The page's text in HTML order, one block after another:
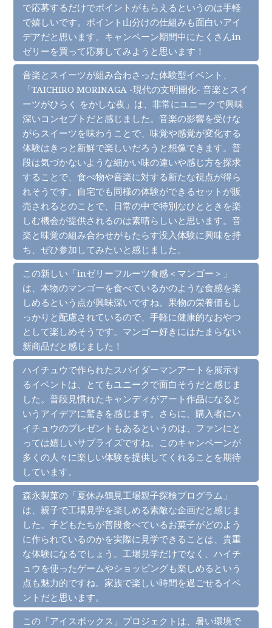
で応募するだけでポイントがもらえるというのは手軽
で嬉しいです。ポイント山分けの仕組みも面白いアイ
デアだと思います。キャンペーン期間中にたくさんin
ゼリーを買って応募してみようと思います！
音楽とスイーツが組み合わさった体験型イベント、
「TAICHIRO MORINAGA -現代の文明開化- 音楽とスイ
ーツがひらく をかしな夜」は、非常にユニークで興味
深いコンセプトだと感じました。音楽の影響を受けな
がらスイーツを味わうことで、味覚や感覚が変化する
体験はきっと新鮮で楽しいだろうと想像できます。普
段は気づかないような細かい味の違いや感じ方を探求
することで、食べ物や音楽に対する新たな視点が得ら
れそうです。自宅でも同様の体験ができるセットが販
売されるとのことで、日常の中で特別なひとときを楽
しむ機会が提供されるのは素晴らしいと思います。音
楽と味覚の組み合わせがもたらす没入体験に興味を持
ち、ぜひ参加してみたいと感じました。
この新しい「inゼリーフルーツ食感＜マンゴー＞」
は、本物のマンゴーを食べているかのような食感を楽
しめるという点が興味深いですね。果物の栄養価もし
っかりと配慮されているので、手軽に健康的なおやつ
として楽しめそうです。マンゴー好きにはたまらない
新商品だと感じました！
ハイチュウで作られたスパイダーマンアートを展示す
るイベントは、とてもユニークで面白そうだと感じま
した。普段見慣れたキャンディがアート作品になると
いうアイデアに驚きを感じます。さらに、購入者にハ
イチュウのプレゼントもあるというのは、ファンにと
っては嬉しいサプライズですね。このキャンペーンが
多くの人々に楽しい体験を提供してくれることを期待
しています。
森永製菓の「夏休み鶴見工場親子探検プログラム」
は、親子で工場見学を楽しめる素敵な企画だと感じま
した。子どもたちが普段食べているお菓子がどのよう
に作られているのかを実際に見学できることは、貴重
な体験になるでしょう。工場見学だけでなく、ハイチ
ュウを使ったゲームやショッピングも楽しめるという
点も魅力的ですね。家族で楽しい時間を過ごせるイベ
ントだと思います。
この「アイスボックス」プロジェクトは、暑い環境で